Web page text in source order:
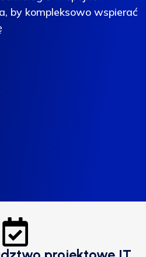
by kompleksowo wspierać
by kompleksowo wspierać
by kompleksowo wspierać